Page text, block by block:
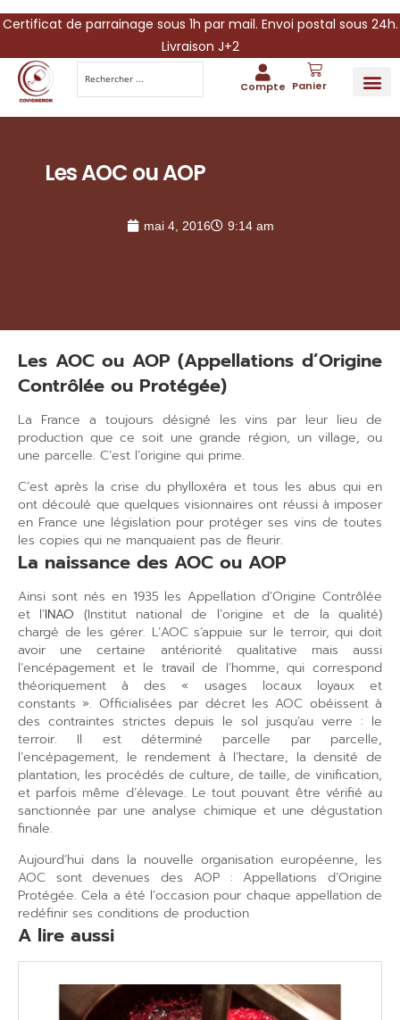
Certificat de parrainage sous 1h par mail. Envoi postal sous 24h.
Livraison J+2
Compte Panier
Les AOC ou AOP
mai 4, 2016 9:14 am
Les AOC ou AOP (Appellations d’Origine
Contrôlée ou Protégée)
La France a toujours désigné les vins par leur lieu de
production que ce soit une grande région, un village, ou
une parcelle. C’est l’origine qui prime.
C’est après la crise du phylloxéra et tous les abus qui en
ont découlé que quelques visionnaires ont réussi à imposer
en France une législation pour protéger ses vins de toutes
les copies qui ne manquaient pas de fleurir.
La naissance des AOC ou AOP
Ainsi sont nés en 1935 les Appellation d’Origine Contrôlée
et l’INAO (Institut national de l’origine et de la qualité)
chargé de les gérer. L’AOC s’appuie sur le terroir, qui doit
avoir une certaine antériorité qualitative mais aussi
l’encépagement et le travail de l’homme, qui correspond
théoriquement à des « usages locaux loyaux et
constants ». Officialisées par décret les AOC obéissent à
des contraintes strictes depuis le sol jusqu’au verre : le
terroir. Il est déterminé parcelle par parcelle,
l’encépagement, le rendement à l’hectare, la densité de
plantation, les procédés de culture, de taille, de vinification,
et parfois même d’élevage. Le tout pouvant être vérifié au
sanctionnée par une analyse chimique et une dégustation
finale.
Aujourd’hui dans la nouvelle organisation européenne, les
AOC sont devenues des AOP : Appellations d’Origine
Protégée. Cela a été l’occasion pour chaque appellation de
redéfinir ses conditions de production
A lire aussi